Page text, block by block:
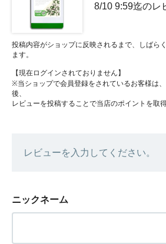
8/10 9:59迄のレ
投稿内容がショップに反映されるまで、しばら
ます。
【現在ログインされておりません】
※当ショップで会員登録をされているお客様は
後、
レビューを投稿することで当店のポイントを取
レビューを入力してください。
ニックネーム